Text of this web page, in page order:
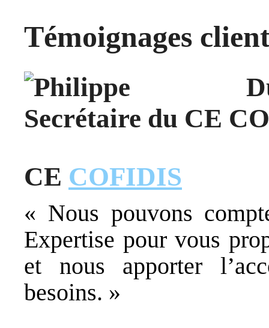
Témoignages
CE COFIDIS
« Nous pouvons
Expertise pour vous
et nous apporter
besoins. »